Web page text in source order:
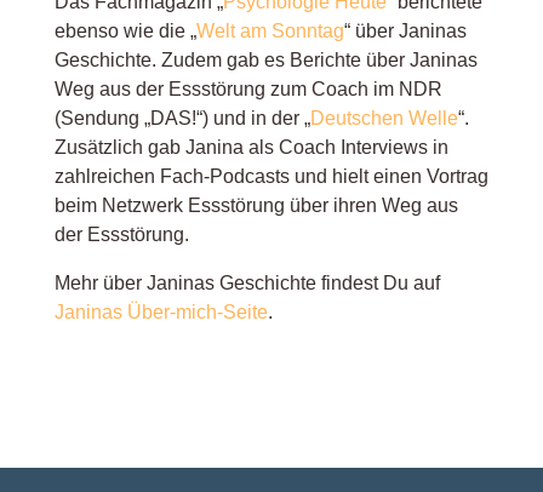
ebenso wie die „Welt am Sonntag“ über Janinas
Geschichte. Zudem gab es Berichte über Janinas
Weg aus der Essstörung zum Coach im NDR
(Sendung „DAS!“) und in der „Deutschen Welle“.
Zusätzlich gab Janina als Coach Interviews in
zahlreichen Fach-Podcasts und hielt einen Vortrag
beim Netzwerk Essstörung über ihren Weg aus
der Essstörung.
Mehr über Janinas Geschichte findest Du auf
Janinas Über-mich-Seite.